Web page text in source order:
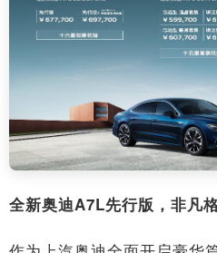
全新奥迪A7L先行版，非凡